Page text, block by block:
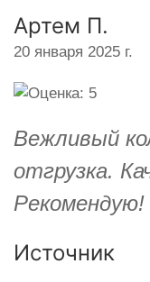
Артем П.
20 января 2025 г.
Вежливый
отгрузка.
Рекомендую!
Источник